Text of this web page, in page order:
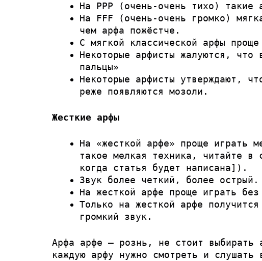
На PPP (очень-очень тихо) такие
На FFF (очень-очень громко)
чем арфа пожёстче.
С мягкой классической арфы
Некоторые арфисты жалуются, что
пальцы»
Некоторые арфисты утверждают,
реже появляются мозоли.
Жесткие арфы
На «жесткой арфе» проще играть
такое мелкая техника, читайте в
когда статья будет написана]).
Звук более четкий, более острый.
На жесткой арфе проще играть без
Только на жесткой арфе
громкий звук.
Арфа арфе — рознь, не стоит выбирать
каждую арфу нужно смотреть и слушать